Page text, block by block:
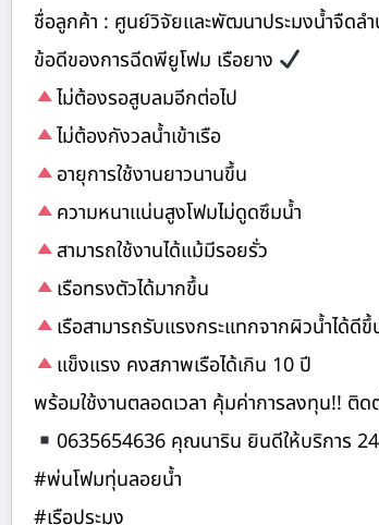
ชื่อลูกค้า : ศูนย์วิจัยและพัฒนาประมงน้ำจืดลำ
ข้อดีของการฉีดพียูโฟม เรือยาง
ไม่ต้องรอสูบลมอีกต่อไป
ไม่ต้องกังวลน้ำเข้าเรือ
อายุการใช้งานยาวนานขึ้น
ความหนาแน่นสูงโฟมไม่ดูดซึมน้ำ
สามารถใช้งานได้แม้มีรอยรั่ว
เรือทรงตัวได้มากขึ้น
เรือสามารถรับแรงกระแทกจากผิวน้ำได้ดีขึ้
แข็งแรง คงสภาพเรือได้เกิน 10 ปี
พร้อมใช้งานตลอดเวลา คุ้มค่าการลงทุน!! ติดต่
0635654636 คุณนาริน ยินดีให้บริการ
#พ่นโฟมทุ่นลอยน้ำ
#เรือประมง